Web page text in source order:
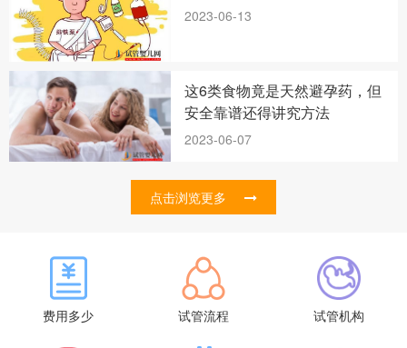
2023-06-13
这6类食物竟是天然避孕药，但
安全靠谱还得讲究方法
2023-06-07
点击浏览更多
费用多少 试管流程 试管机构